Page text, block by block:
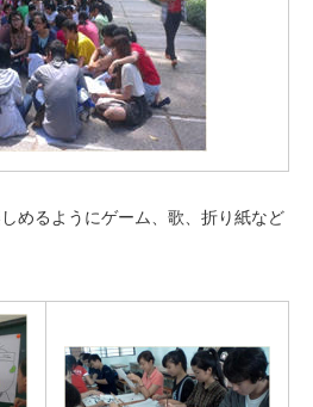
めるようにゲーム、歌、折り紙など